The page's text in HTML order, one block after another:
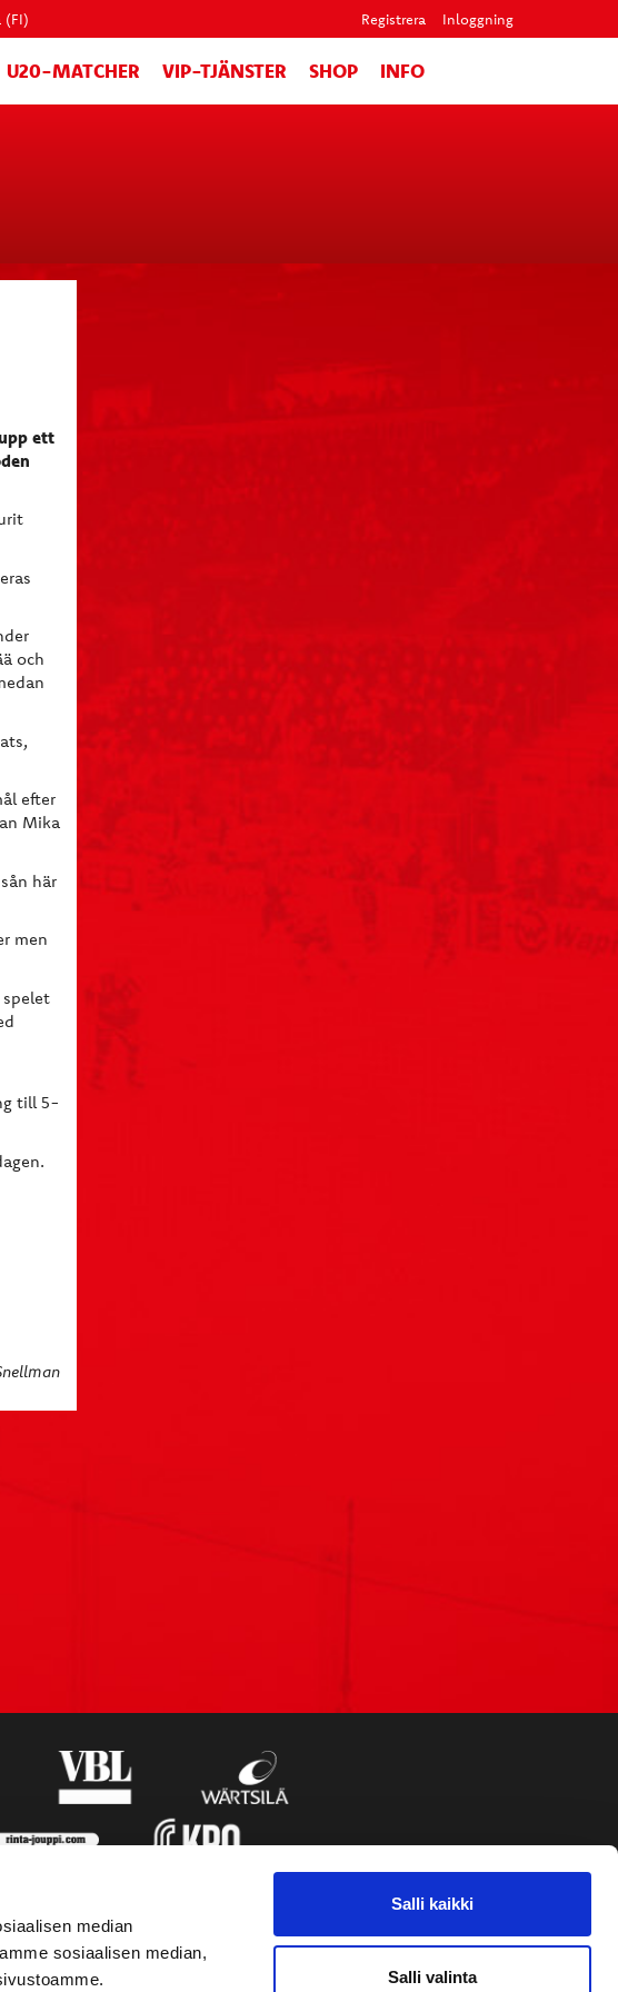
median
sosiaalisen median,
Salli kaikki
Salli valinta
(FI) Registrera Inloggning
U20-MATCHER VIP-TJÄNSTER SHOP INFO
ett
och
efter
Mika
här
men
till 5-